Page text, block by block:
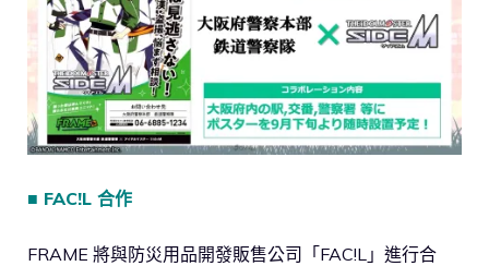
■ FAC!L 合作
FRAME 將與防災用品開發販售公司「FAC!L」進行合